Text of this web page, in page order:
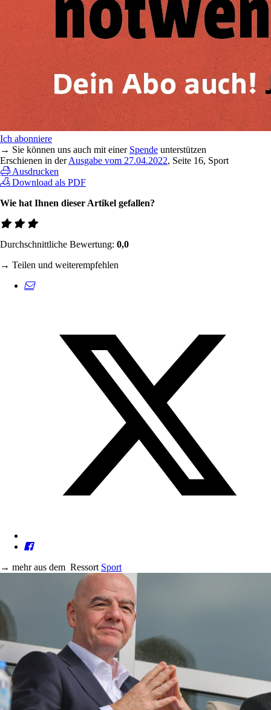
Ich abonniere
→ Sie können uns auch mit einer Spende unterstützen
Erschienen in derAusgabe vom 27.04.2022, Seite 16, Sport
Ausdrucken
Download als PDF
Wie hat Ihnen dieser Artikel gefallen?
Durchschnittliche Bewertung: 0,0
→ Teilen und weiterempfehlen
→ mehr aus dem Ressort Sport